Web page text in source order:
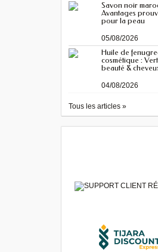
Savon noir
Avantages
pour la peau
05/08/2026
Huile de
cosmétique :
beauté &
04/08/2026
Tous les articles »